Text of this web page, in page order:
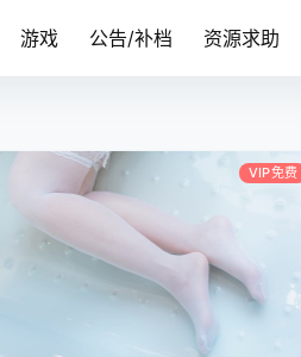
游戏 公告/补档 资源求助
VIP免费